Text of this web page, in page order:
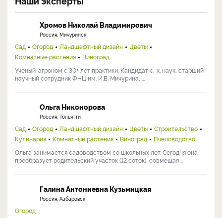
Хромов Николай Владимирович
Россия, Мичуринск
Сад Огород Ландшафтный дизайн
Цветы
Комнатные растения
Виноград
Ученый-агроном с 30+ лет практики. Кандидат с.-х. наук, старший
научный сотрудник ФНЦ им. И.В. Мичурина, ...
Ольга Никонорова
Россия, Тольятти
Сад Огород Ландшафтный дизайн Цветы
Строительство
Кулинария
Комнатные растения Виноград
Пчеловодство
Ольга занимается садоводством со школьных лет. Сегодня она
преобразует родительский участок (12 соток), совмещая ...
Галина Антониевна Кузьмицкая
Россия, Хабаровск
Огород